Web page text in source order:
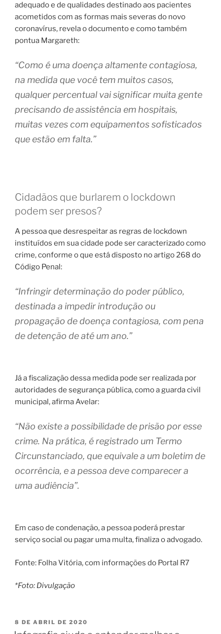
adequado e de qualidades destinado aos pacientes
acometidos com as formas mais severas do novo
coronavírus, revela o documento e como também
pontua Margareth:
“Como é uma doença altamente contagiosa,
na medida que você tem muitos casos,
qualquer percentual vai significar muita gente
precisando de assistência em hospitais,
muitas vezes com equipamentos sofisticados
que estão em falta.”
Cidadãos que burlarem o lockdown
podem ser presos?
A pessoa que desrespeitar as regras de lockdown
instituídos em sua cidade pode ser caracterizado como
crime, conforme o que está disposto no artigo 268 do
Código Penal:
“Infringir determinação do poder público,
destinada a impedir introdução ou
propagação de doença contagiosa, com pena
de detenção de até um ano.”
Já a fiscalização dessa medida pode ser realizada por
autoridades de segurança pública, como a guarda civil
municipal, afirma Avelar:
“Não existe a possibilidade de prisão por esse
crime. Na prática, é registrado um Termo
Circunstanciado, que equivale a um boletim de
ocorrência, e a pessoa deve comparecer a
uma audiência”.
Em caso de condenação, a pessoa poderá prestar
serviço social ou pagar uma multa, finaliza o advogado.
Fonte: Folha Vitória, com informações do Portal R7
*Foto: Divulgação
PUBLICADO
EM
8 DE ABRIL DE 2020